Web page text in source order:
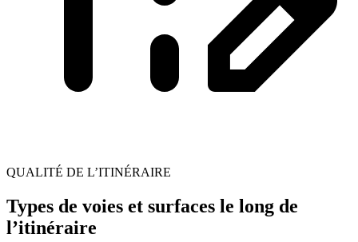
QUALITÉ DE L’ITINÉRAIRE
Types de voies et surfaces le long de
l’itinéraire